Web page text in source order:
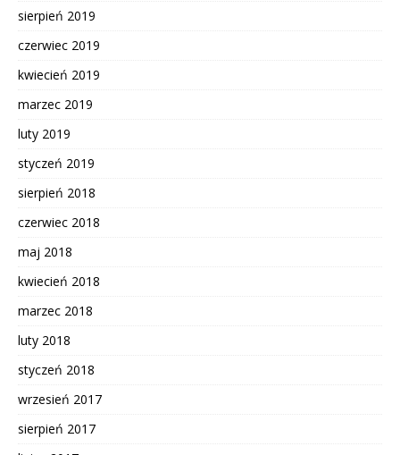
sierpień 2019
czerwiec 2019
kwiecień 2019
marzec 2019
luty 2019
styczeń 2019
sierpień 2018
czerwiec 2018
maj 2018
kwiecień 2018
marzec 2018
luty 2018
styczeń 2018
wrzesień 2017
sierpień 2017